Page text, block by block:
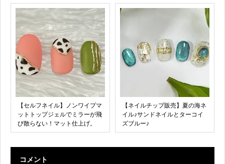
【セルフネイル】ノンワイプマ
ットトップジェルでミラーが飛
び散らない！マット仕上げ。
【ネイルチップ販売】夏の海ネ
イル♪サンドネイルとターコイ
ズブルー♪
コメント